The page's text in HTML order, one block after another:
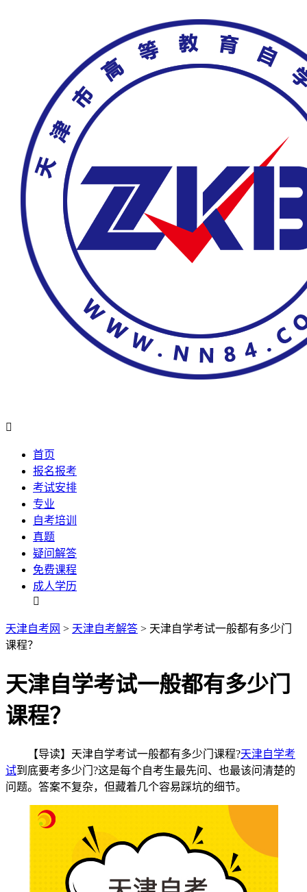

首页
报名报考
考试安排
专业
自考培训
真题
疑问解答
免费课程
成人学历

天津自考网 > 天津自考解答 > 天津自学考试一般都有多少门
课程？
天津自学考试一般都有多少门
课程？
【导读】天津自学考试一般都有多少门课程?天津自学考
试到底要考多少门?这是每个自考生最先问、也最该问清楚的
问题。答案不复杂，但藏着几个容易踩坑的细节。